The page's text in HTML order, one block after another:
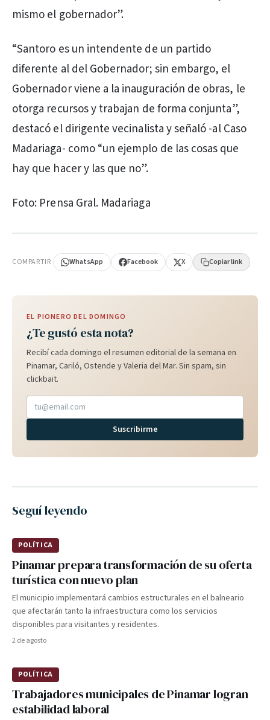
mismo el gobernador”.
“Santoro es un intendente de un partido
diferente al del Gobernador; sin embargo, el
Gobernador viene a la inauguración de obras, le
otorga recursos y trabajan de forma conjunta”,
destacó el dirigente vecinalista y señaló -al Caso
Madariaga- como “un ejemplo de las cosas que
hay que hacer y las que no”.
Foto: Prensa Gral. Madariaga
COMPARTIR WhatsApp Facebook X Copiar link
EL PIONERO DEL DOMINGO
¿Te gustó esta nota?
Recibí cada domingo el resumen editorial de la semana en
Pinamar, Cariló, Ostende y Valeria del Mar. Sin spam, sin
clickbait.
Suscribirme
Seguí leyendo
POLÍTICA
Pinamar prepara transformación de su oferta
turística con nuevo plan
El municipio implementará cambios estructurales en el balneario
que afectarán tanto la infraestructura como los servicios
disponibles para visitantes y residentes.
2 de agosto
POLÍTICA
Trabajadores municipales de Pinamar logran
estabilidad laboral